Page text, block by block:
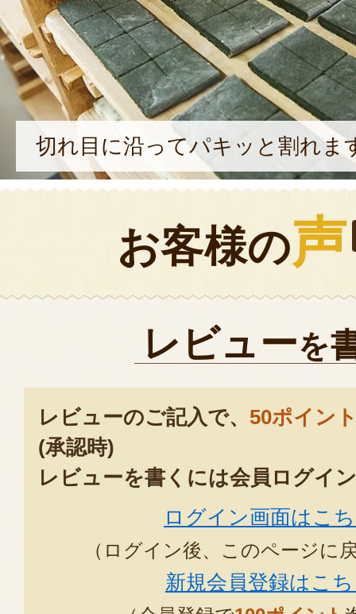
切れ目に沿ってパキッと割れま
お客様の声
レビューを
レビューのご記入で、 50ポイン
(承認時)
レビューを書くには会員ログイ
ログイン画面はこ
（ログイン後、このページに
新規会員登録はこ